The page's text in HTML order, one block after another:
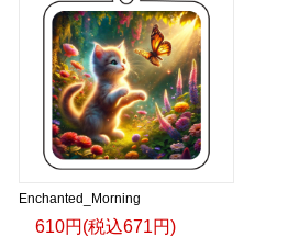
Enchanted_Morning
610円(税込671円)